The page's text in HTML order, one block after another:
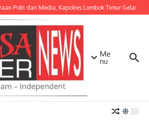
Polri dan Media, Kapolres Lombok Timur Gelar
Me
nu